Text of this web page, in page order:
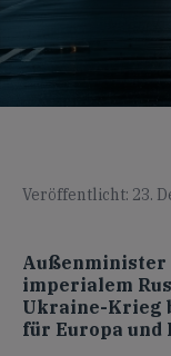
Veröffentlicht: 23.
Außenminister
imperialem
Ukraine-Krieg
für Europa und